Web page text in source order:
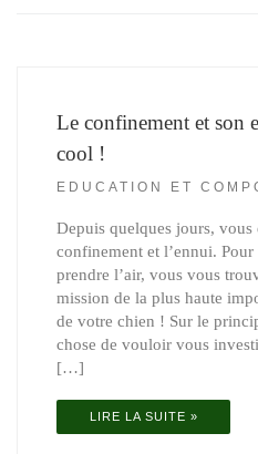
Le confinement et son
cool !
EDUCATION ET
Depuis quelques jours, vous
confinement et l’ennui.
prendre l’air, vous vous
mission de la plus haute
de votre chien ! Sur le
chose de vouloir vous
[…]
LIRE LA SUITE »